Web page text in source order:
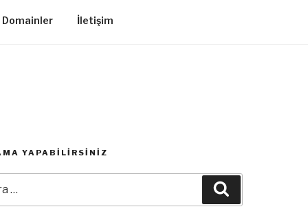
Domainler İletişim
YAPABILIRSINIZ